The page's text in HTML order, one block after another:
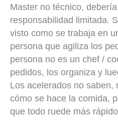
Master no técnico,
responsabilidad limitada.
visto como se trabaja en
persona que agiliza los
persona no es un chef /
pedidos, los organiza y
Los acelerados no saben,
cómo se hace la comida,
que todo ruede más